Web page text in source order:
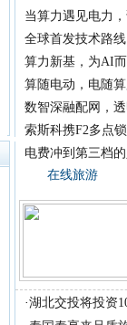
当算力遇见电力
全球首发技术路
算力新基，为AI
算随电动，电随
数智深融配网，
索斯科携F2多点
电费冲到第三档
在线旅游
·湖北交投将投资